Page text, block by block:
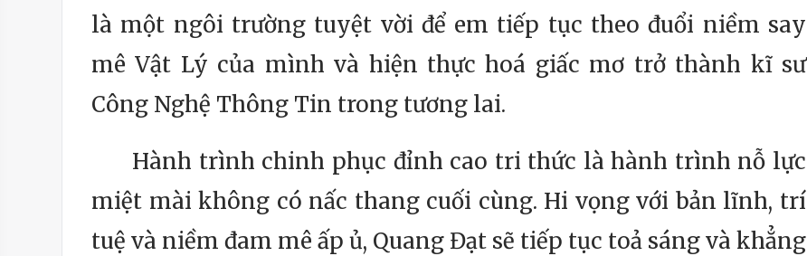
là một ngôi trường tuyệt vời để em tiếp tục theo đuổi niềm say
mê Vật Lý của mình và hiện thực hoá giấc mơ trở thành kĩ sư
Công Nghệ Thông Tin trong tương lai.
Hành trình chinh phục đỉnh cao tri thức là hành trình nỗ lực
miệt mài không có nấc thang cuối cùng. Hi vọng với bản lĩnh, trí
tuệ và niềm đam mê ấp ủ, Quang Đạt sẽ tiếp tục toả sáng và khẳng